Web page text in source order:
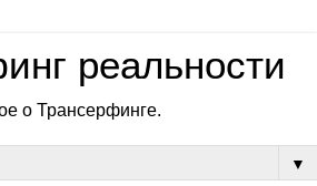
реальности
о Трансерфинге.
▼